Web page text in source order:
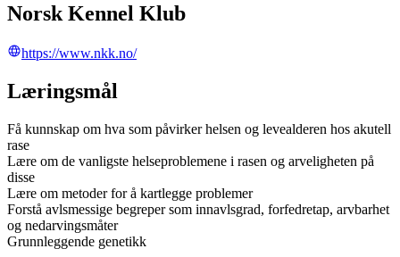
Norsk Kennel Klub
https://www.nkk.no/
Læringsmål
Få kunnskap om hva som påvirker helsen og levealderen hos akutell
rase
Lære om de vanligste helseproblemene i rasen og arveligheten på
disse
Lære om metoder for å kartlegge problemer
Forstå avlsmessige begreper som innavlsgrad, forfedretap, arvbarhet
og nedarvingsmåter
Grunnleggende genetikk